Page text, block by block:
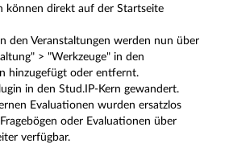
können direkt auf der Startseite
den Veranstaltungen werden nun über
> "Werkzeuge" in den
hinzugefügt oder entfernt.
in den Stud.IP-Kern gewandert.
Evaluationen wurden ersatzlos
oder Evaluationen über
verfügbar.